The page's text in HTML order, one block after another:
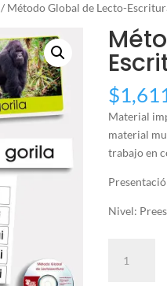
/ Método Global de Lecto-
$
Material
material
trabajo en
Nivel:
Global